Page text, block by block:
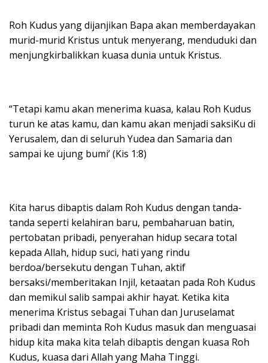
Roh Kudus yang dijanjikan Bapa akan memberdayakan
murid-murid Kristus untuk menyerang, menduduki dan
menjungkirbalikkan kuasa dunia untuk Kristus.
“Tetapi kamu akan menerima kuasa, kalau Roh Kudus
turun ke atas kamu, dan kamu akan menjadi saksiKu di
Yerusalem, dan di seluruh Yudea dan Samaria dan
sampai ke ujung bumi’ (Kis 1:8)
Kita harus dibaptis dalam Roh Kudus dengan tanda-
tanda seperti kelahiran baru, pembaharuan batin,
pertobatan pribadi, penyerahan hidup secara total
kepada Allah, hidup suci, hati yang rindu
berdoa/bersekutu dengan Tuhan, aktif
bersaksi/memberitakan Injil, ketaatan pada Roh Kudus
dan memikul salib sampai akhir hayat. Ketika kita
menerima Kristus sebagai Tuhan dan Juruselamat
pribadi dan meminta Roh Kudus masuk dan menguasai
hidup kita maka kita telah dibaptis dengan kuasa Roh
Kudus, kuasa dari Allah yang Maha Tinggi.